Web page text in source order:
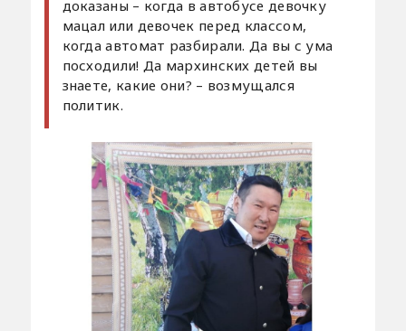
доказаны – когда в автобусе девочку
мацал или девочек перед классом,
когда автомат разбирали. Да вы с ума
посходили! Да мархинских детей вы
знаете, какие они? – возмущался
политик.